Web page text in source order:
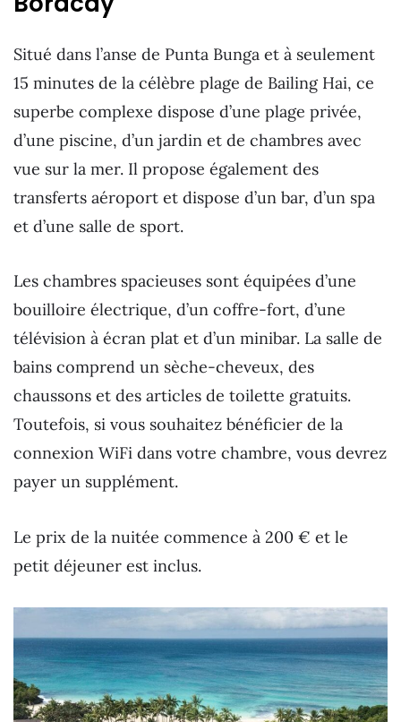
Situé dans l’anse de Punta Bunga et à seulement
15 minutes de la célèbre plage de Bailing Hai, ce
superbe complexe dispose d’une plage privée,
d’une piscine, d’un jardin et de chambres avec
vue sur la mer. Il propose également des
transferts aéroport et dispose d’un bar, d’un spa
et d’une salle de sport.
Les chambres spacieuses sont équipées d’une
bouilloire électrique, d’un coffre-fort, d’une
télévision à écran plat et d’un minibar. La salle de
bains comprend un sèche-cheveux, des
chaussons et des articles de toilette gratuits.
Toutefois, si vous souhaitez bénéficier de la
connexion WiFi dans votre chambre, vous devrez
payer un supplément.
Le prix de la nuitée commence à 200 € et le
petit déjeuner est inclus.